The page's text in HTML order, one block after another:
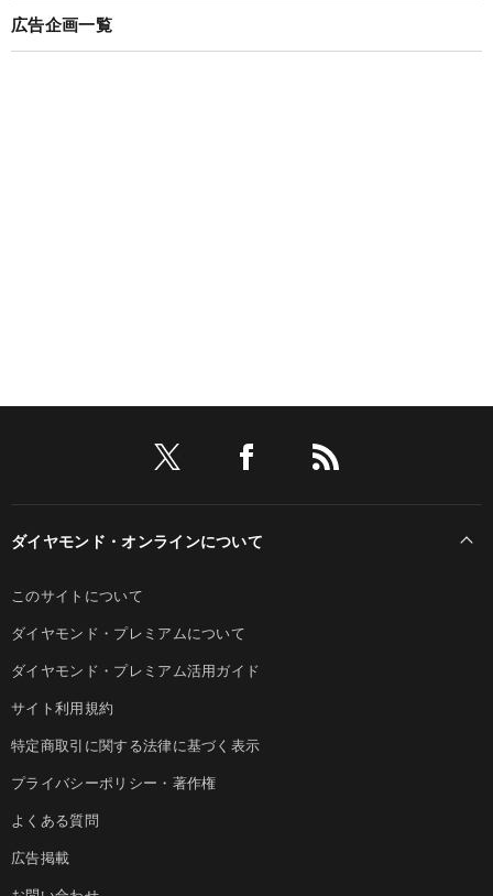
広告企画一覧
ダイヤモンド・オンラインについて
このサイトについて
ダイヤモンド・プレミアムについて
ダイヤモンド・プレミアム活用ガイド
サイト利用規約
特定商取引に関する法律に基づく表示
プライバシーポリシー・著作権
よくある質問
広告掲載